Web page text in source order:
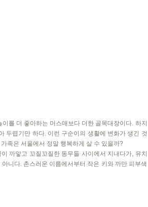
를 더 좋아하는 머스매보다 더한 골목대장이다. 하지
두렵기만 하다. 이런 구순이의 생활에 변화가 생긴 것
족은 서울에서 정말 행복하게 살 수 있을까?
까맣고 꼬질꼬질한 동무들 사이에서 지내다가, 유치
니다. 촌스러운 이름에서부터 작은 키와 까만 피부색